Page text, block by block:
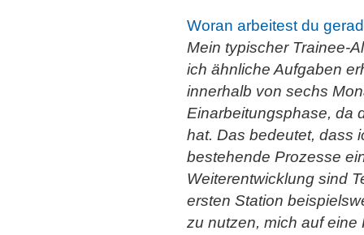
Woran arbeitest du
Mein typischer Trainee-
ich ähnliche Aufgaben
innerhalb von sechs
Einarbeitungsphase, da
hat. Das bedeutet, dass
bestehende Prozesse
Weiterentwicklung sind
ersten Station
zu nutzen, mich auf eine